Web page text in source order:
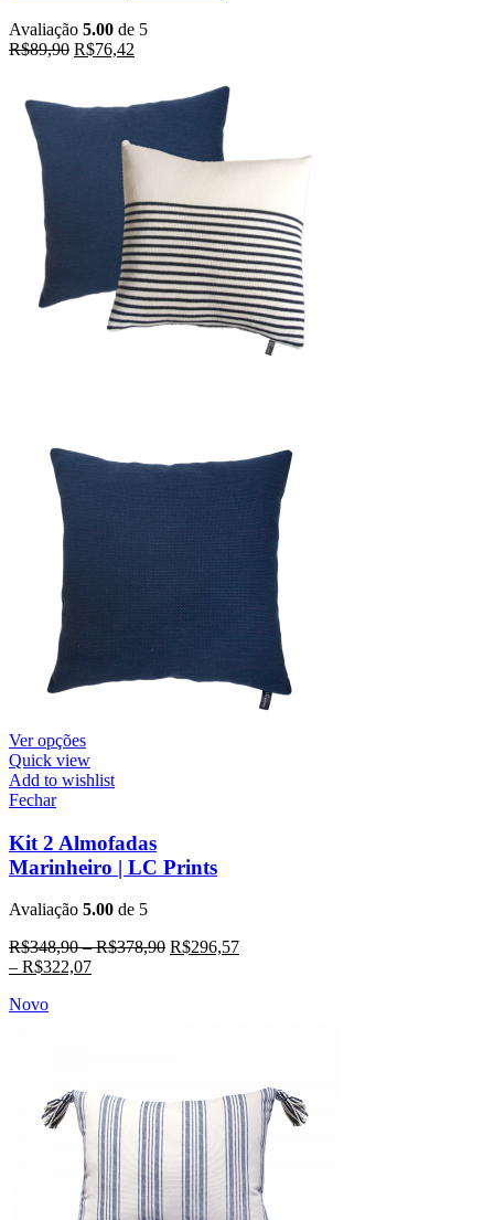
Avaliação 5.00 de 5
R$89,90 R$76,42
Ver opções
Quick view
Add to wishlist
Fechar
Kit 2 Almofadas
Marinheiro | LC Prints
Avaliação 5.00 de 5
R$348,90–R$378,90 R$296,57
– R$322,07
Novo